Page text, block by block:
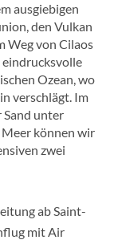
ausgiebigen
den Vulkan
Weg von Cilaos
eindrucksvolle
Ozean, wo
verschlägt. Im
Sand unter
können wir
zwei
ab Saint-
mit Air